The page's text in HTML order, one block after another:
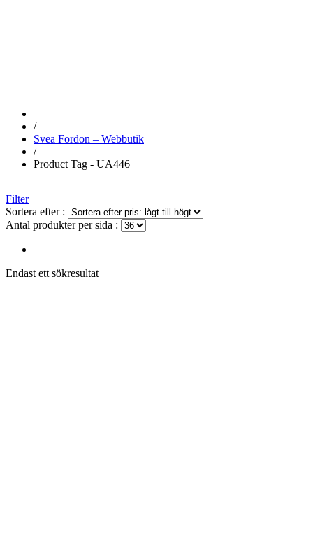
/
Svea Fordon – Webbutik
/
Product Tag - UA446
Filter
Sortera efter :
Antal produkter per sida :
Endast ett sökresultat